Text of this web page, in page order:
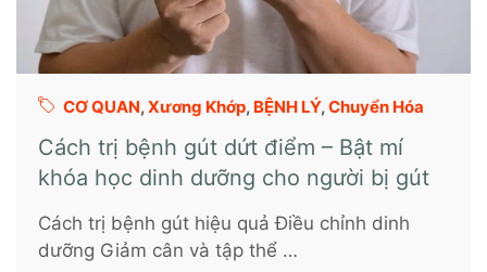
CƠ QUAN,Xương Khớp, BỆNH LÝ,Chuyển Hóa
Cách trị bệnh gút dứt điểm – Bật mí
khóa học dinh dưỡng cho người bị gút
Cách trị bệnh gút hiệu quả Điều chỉnh dinh
dưỡng Giảm cân và tập thể …